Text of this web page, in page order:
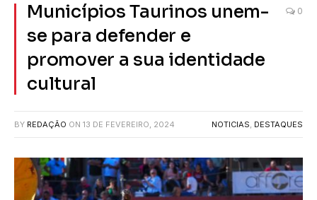
Municípios Taurinos unem-
se para defender e
promover a sua identidade
cultural
0
BY REDAÇÃO ON 13 DE FEVEREIRO, 2024 NOTICIAS, DESTAQUES